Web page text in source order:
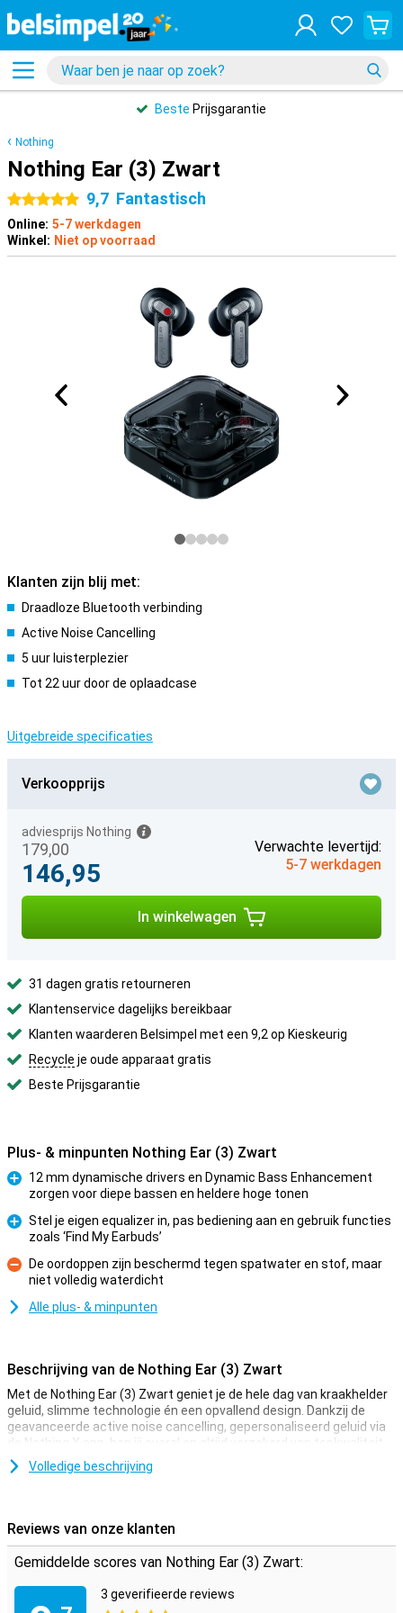
Beste Prijsgarantie
Nothing
Nothing Ear (3) Zwart
5 sterren9,7 Fantastisch
Online: 5-7 werkdagen
Winkel: Niet op voorraad
Klanten zijn blij met:
Draadloze Bluetooth verbinding
Active Noise Cancelling
5 uur luisterplezier
Tot 22 uur door de oplaadcase
Uitgebreide specificaties
Verkoopprijs
179,00
adviesprijs Nothing
146,95
Verwachte levertijd:
5-7 werkdagen
In winkelwagen
31 dagen gratis retourneren
Klantenservice dagelijks bereikbaar
Klanten waarderen Belsimpel met een 9,2 op Kieskeurig
Recycle je oude apparaat gratis
Beste Prijsgarantie
Plus- & minpunten Nothing Ear (3) Zwart
Pluspunt
12 mm dynamische drivers en Dynamic Bass Enhancement
zorgen voor diepe bassen en heldere hoge tonen
Pluspunt
Stel je eigen equalizer in, pas bediening aan en gebruik functies
zoals ‘Find My Earbuds’
Minpunt
De oordoppen zijn beschermd tegen spatwater en stof, maar
niet volledig waterdicht
Alle plus- & minpunten
Beschrijving van de Nothing Ear (3) Zwart
Met de Nothing Ear (3) Zwart geniet je de hele dag van kraakhelder
geluid, slimme technologie én een opvallend design. Dankzij de
geavanceerde active noise cancelling, gepersonaliseerd geluid via
de Nothing X app, ben jij overal en altijd verzekerd van topkwaliteit
audio. De transparante behuizing in combinatie met het lichte
gewicht maakt deze oordoppen niet alleen uniek om te zien, maar
Active Noise Cancelling
Omgevingsgeluid? Dat hoor jij niet meer. De Nothing Ear (3) Zwart
beschikt over krachtige active noise cancelling tot wel 45 dB. Dit
wordt realtime aangepast aan je omgeving dankzij slimme
adaptieve technologie. Zo kun jij rustig werken in een druk café of
Volledige beschrijving
Reviews van onze klanten
Gemiddelde scores van Nothing Ear (3) Zwart:
3 geverifieerde reviews